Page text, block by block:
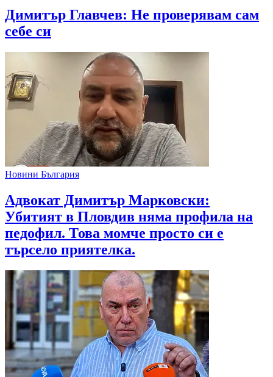
Димитър Главчев: Не проверявам сам
себе си
Новини България
Адвокат Димитър Марковски:
Убитият в Пловдив няма профила на
педофил. Това момче просто си е
търсело приятелка.